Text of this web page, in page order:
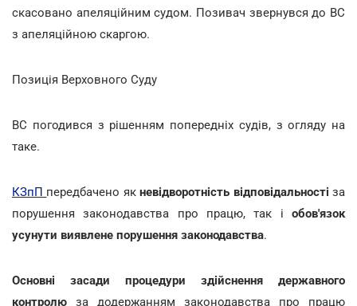
скасовано апеляційним судом. Позивач звернувся до ВС
з апеляційною скаргою.
Позиція Верховного Суду
ВС погодився з рішенням попередніх судів, з огляду на
таке.
КЗпП передбачено якневідворотність відповідальності за
порушення законодавства про працю, так і обов'язок
усунути виявлене порушення законодавства.
Основні засади процедури здійснення державного
контролю за додержанням законодавства про працю